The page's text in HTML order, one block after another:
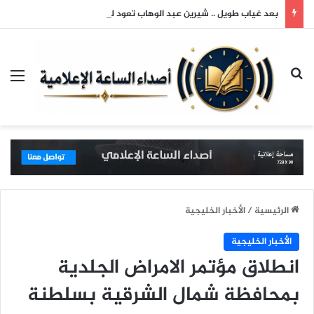
بحث عن
الرئيسية/الأخبار الخليجية
الأخبار الخليجية
انطلاق مؤتمر الامراض الجلدية
بمحافظة شمال الشرقية بسلطنة